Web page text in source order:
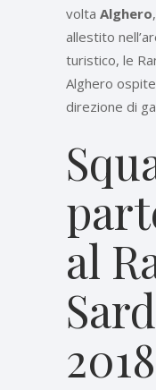
volta Alghero
allestito
turistico, le
Alghero
direzione di
al